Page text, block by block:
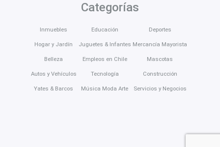
Categorías
Inmuebles
Hogar y Jardín
Belleza
Autos y Vehículos
Yates & Barcos
Educación
Juguetes & Infantes
Empleos en Chile
Tecnología
Música Moda Arte
Deportes
Mercancía Mayorista
Mascotas
Construcción
Servicios y Negocios